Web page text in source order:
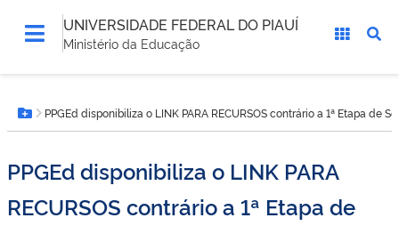
UNIVERSIDADE FEDERAL DO PIAUÍ
Ministério da Educação
está
aqui:Botão Menu
PPGEd disponibiliza o LINK PARA RECURSOS contrário a 1ª Etapa de
PPGEd disponibiliza o LINK PARA
RECURSOS contrário a 1ª Etapa de